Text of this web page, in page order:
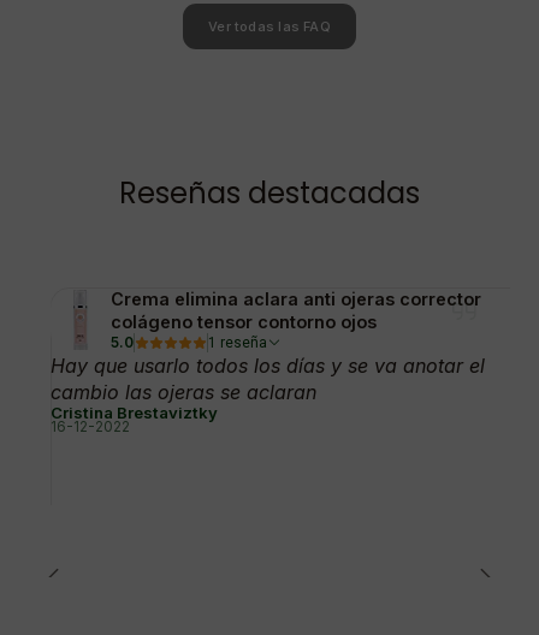
Ver todas las FAQ
Reseñas destacadas
Crema elimina aclara anti ojeras corrector
colágeno tensor contorno ojos
5.0 1 reseña
Hay que usarlo todos los días y se va anotar el
cambio las ojeras se aclaran
Cristina Brestaviztky
16-12-2022